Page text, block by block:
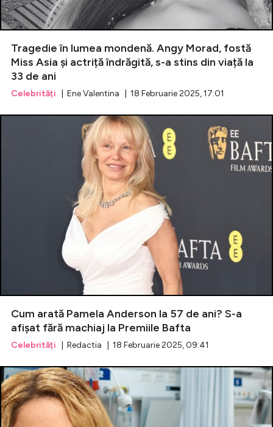
Tragedie în lumea mondenă. Angy Morad, fostă
Miss Asia și actriță îndrăgită, s-a stins din viață la
33 de ani
Celebrități | Ene Valentina | 18 Februarie 2025, 17:01
Cum arată Pamela Anderson la 57 de ani? S-a
afișat fără machiaj la Premiile Bafta
Celebrități | Redactia | 18 Februarie 2025, 09:41